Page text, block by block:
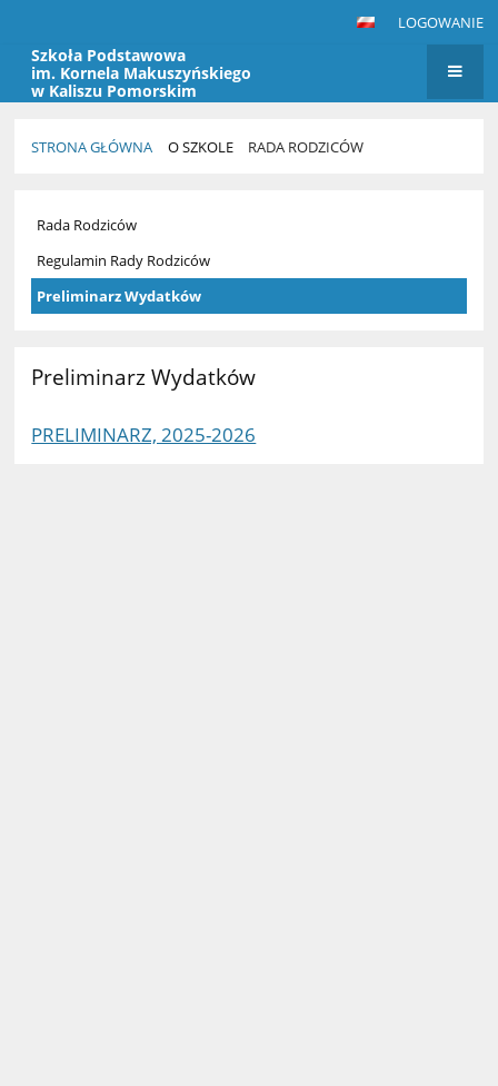
LOGOWANIE
Szkoła Podstawowa
im. Kornela Makuszyńskiego
w Kaliszu Pomorskim
STRONA GŁÓWNA O SZKOLE RADA RODZICÓW
Rodziców
Rada Rodziców
Regulamin Rady Rodziców
Preliminarz Wydatków
Preliminarz Wydatków
PRELIMINARZ, 2025-2026